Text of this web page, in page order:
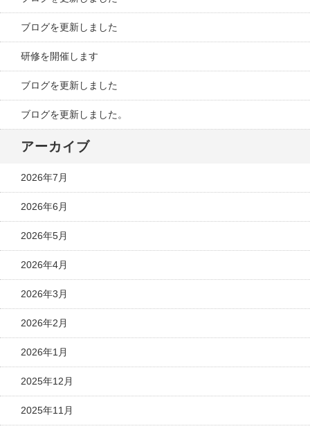
ブログを更新しました
研修を開催します
ブログを更新しました
ブログを更新しました。
アーカイブ
2026年7月
2026年6月
2026年5月
2026年4月
2026年3月
2026年2月
2026年1月
2025年12月
2025年11月